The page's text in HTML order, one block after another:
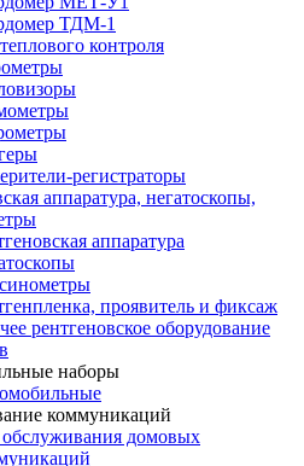
ТДМ-1
контроля
регистраторы
аппаратура, негатоскопы,
аппаратура
проявитель и фиксаж
рентгеновское оборудование
наборы
коммуникаций
домовых